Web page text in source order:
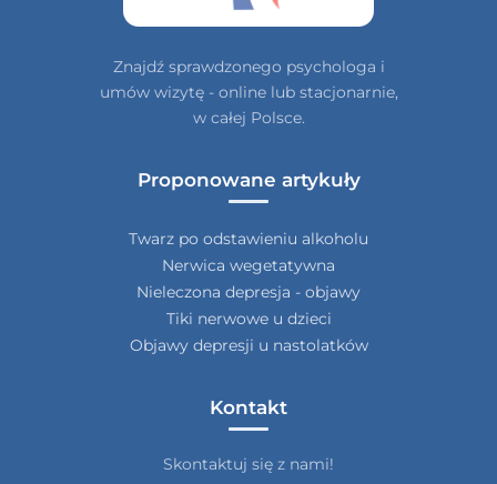
Znajdź sprawdzonego psychologa i
umów wizytę - online lub stacjonarnie,
w całej Polsce.
Proponowane artykuły
Twarz po odstawieniu alkoholu
Nerwica wegetatywna
Nieleczona depresja - objawy
Tiki nerwowe u dzieci
Objawy depresji u nastolatków
Kontakt
Skontaktuj się z nami!